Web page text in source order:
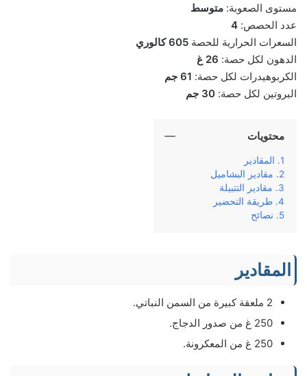
مستوى الصعوبة: متوسط
عدد الحصص: 4
السعرات الحرارية للحصة 605 كالوري
الدهون لكل حصة: 26 غ
الكربوهيدرات لكل حصة: 61 جم
البروتين لكل حصة: 30 جم
محتويات
المقادير
مقادير البشاميل
مقادير التتبيلة
طريقة التحضير
نصائح
المقادير
2 ملعقة كبيرة من السمن النباتي.
250 غ من صدور الدجاج.
250 غ من المعكرونة.